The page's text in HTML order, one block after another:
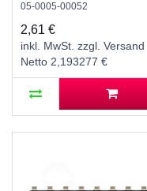
CMOS, -40..125 °C
05-0005-00052
2,61 €
inkl. MwSt. zzgl. Versand
Netto 2,193277 €